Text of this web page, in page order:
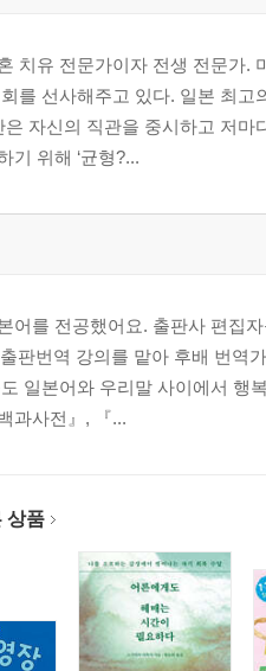
치유 전문가이자 전생 전문가.
를 선사해주고 있다. 일본 최
은 자신의 직관을 중시하고 저
기 위해 ‘균형?...
어를 전공했어요. 출판사 편집
출판번역 강의를 맡아 후배 번역
일본어와 우리말 사이에서 행
과사전』, 『...
상품